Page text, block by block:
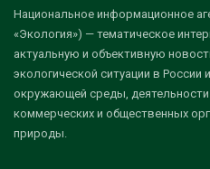
Национальное информационное
«Экология») — тематическое
актуальную и объективную
экологической ситуации в России
окружающей среды, деятельности
коммерческих и общественных
природы.